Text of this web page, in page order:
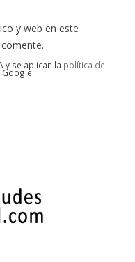
y web en este
y se aplican la política de
Google.